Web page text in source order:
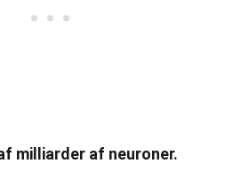
milliarder af neuroner.